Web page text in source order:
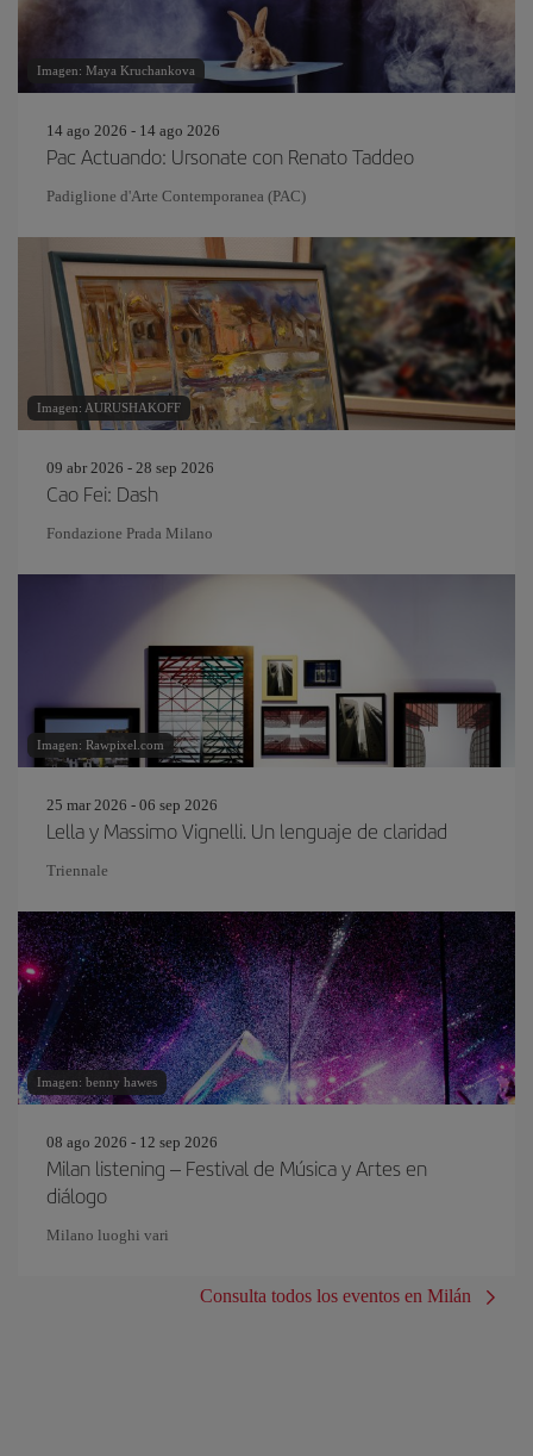
Imagen: Maya Kruchankova
14 ago 2026 - 14 ago 2026
Pac Actuando: Ursonate con Renato Taddeo
Padiglione d'Arte Contemporanea (PAC)
Imagen: AURUSHAKOFF
09 abr 2026 - 28 sep 2026
Cao Fei: Dash
Fondazione Prada Milano
Imagen: Rawpixel.com
25 mar 2026 - 06 sep 2026
Lella y Massimo Vignelli. Un lenguaje de claridad
Triennale
Imagen: benny hawes
08 ago 2026 - 12 sep 2026
Milan listening – Festival de Música y Artes en
diálogo
Milano luoghi vari
Consulta todos los eventos en Milán